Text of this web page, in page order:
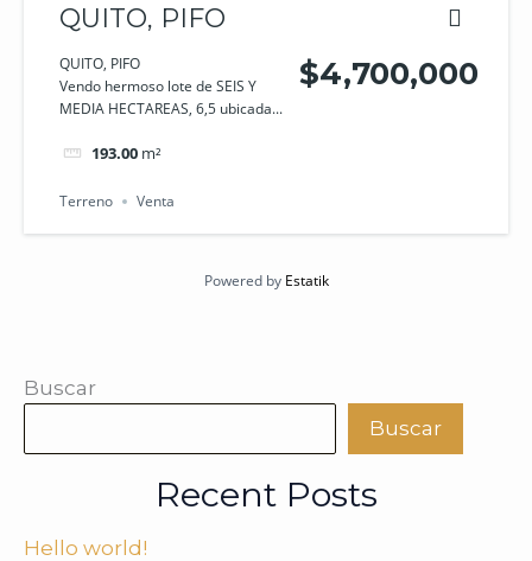
QUITO, PIFO
QUITO, PIFO
Vendo hermoso lote de SEIS Y
MEDIA HECTAREAS, 6,5 ubicada...
193.00 m²
$4,700,000
Terreno Venta
Powered by Estatik
Buscar
Buscar
Recent Posts
Hello world!